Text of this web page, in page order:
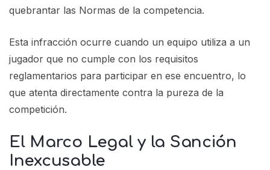
quebrantar las Normas de la competencia.
Esta infracción ocurre cuando un equipo utiliza a un
jugador que no cumple con los requisitos
reglamentarios para participar en ese encuentro, lo
que atenta directamente contra la pureza de la
competición.
El Marco Legal y la Sanción
Inexcusable